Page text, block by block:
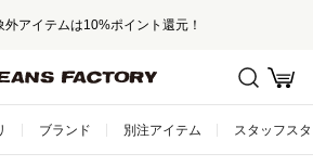
外アイテムは10%ポイント還元！
ブランド 別注アイテム スタッフス